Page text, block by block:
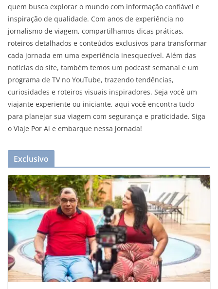
quem busca explorar o mundo com informação confiável e
inspiração de qualidade. Com anos de experiência no
jornalismo de viagem, compartilhamos dicas práticas,
roteiros detalhados e conteúdos exclusivos para transformar
cada jornada em uma experiência inesquecível. Além das
notícias do site, também temos um podcast semanal e um
programa de TV no YouTube, trazendo tendências,
curiosidades e roteiros visuais inspiradores. Seja você um
viajante experiente ou iniciante, aqui você encontra tudo
para planejar sua viagem com segurança e praticidade. Siga
o Viaje Por Aí e embarque nessa jornada!
Exclusivo